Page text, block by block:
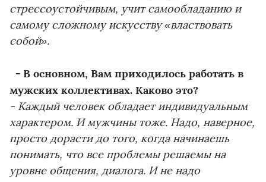
стрессоустойчивым, учит самообладанию и
самому сложному искусству «властвовать
собой».
- В основном, Вам приходилось работать в
мужских коллективах. Каково это?
- Каждый человек обладает индивидуальным
характером. И мужчины тоже. Надо, наверное,
просто дорасти до того, когда начинаешь
понимать, что все проблемы решаемы на
уровне общения, диалога. И не надо